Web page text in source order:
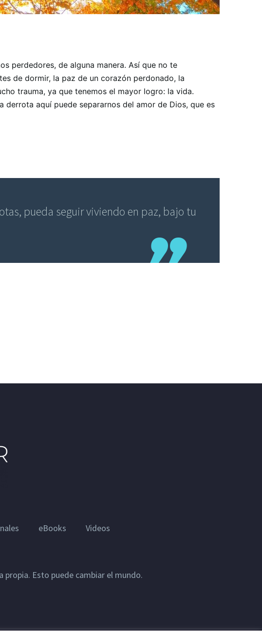
perdedores, de alguna manera. Así que no te
de dormir, la paz de un corazón perdonado, la
trauma, ya que tenemos el mayor logro: la vida.
derrota aquí puede separarnos del amor de Dios, que es
pueda seguir viviendo en paz, bajo tu
eBooks Videos
propia. Esto puede cambiar el mundo.